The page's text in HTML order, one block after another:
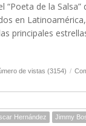
“Poeta de la
en
principales
de vistas (3154) /
Hernández
Jimmy